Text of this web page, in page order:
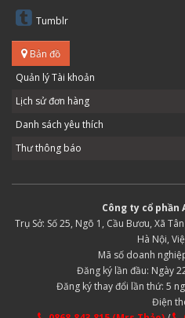
Tumblr
Bản đồ
Quản lý Tài khoản
Lịch sử đơn hàng
Danh sách yêu thích
Thư thông báo
Công ty cổ phần
Trụ Sở: Số 25, Ngõ 1, Cầu Bươu, Xã
Hà Nội,
Mã số doanh
Đăng ký lần đầu: Ngày
Đăng ký thay đổi lần thứ: 5
Điện